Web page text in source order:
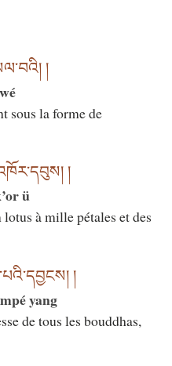
།
sous la forme de
།
ü
à mille pétales et des
།
yang
de tous les bouddhas,